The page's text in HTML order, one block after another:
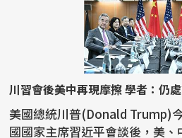
川習會後美中再現摩擦 學者：仍
美國總統川普(Donald Trump)
國國家主席習近平會談後，美